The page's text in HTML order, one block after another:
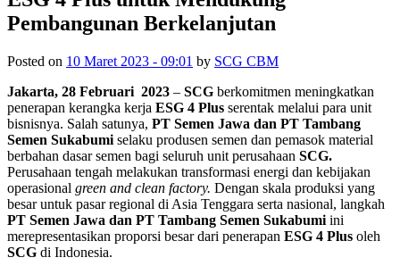
Pembangunan Berkelanjutan
Posted on 10 Maret 2023 - 09:01 by SCG CBM
Jakarta, 28 Februari 2023 – SCG berkomitmen meningkatkan
penerapan kerangka kerja ESG 4 Plus serentak melalui para unit
bisnisnya. Salah satunya, PT Semen Jawa dan PT Tambang
Semen Sukabumi selaku produsen semen dan pemasok material
berbahan dasar semen bagi seluruh unit perusahaan SCG.
Perusahaan tengah melakukan transformasi energi dan kebijakan
operasional green and clean factory. Dengan skala produksi yang
besar untuk pasar regional di Asia Tenggara serta nasional, langkah
PT Semen Jawa dan PT Tambang Semen Sukabumi ini
merepresentasikan proporsi besar dari penerapan ESG 4 Plus oleh
SCG di Indonesia.